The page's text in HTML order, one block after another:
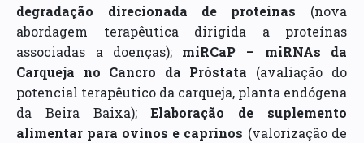
degradação direcionada de proteínas (nova
abordagem terapêutica dirigida a proteínas
associadas a doenças); miRCaP – miRNAs da
Carqueja no Cancro da Próstata (avaliação do
potencial terapêutico da carqueja, planta endógena
da Beira Baixa);Elaboração de suplemento
alimentar para ovinos e caprinos (valorização de